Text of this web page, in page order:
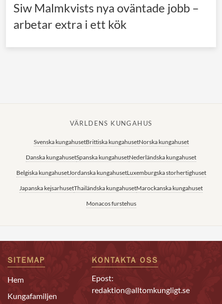
Siw Malmkvists nya oväntade jobb –
arbetar extra i ett kök
VÄRLDENS KUNGAHUS
Svenska kungahusetBrittiska kungahusetNorska kungahuset
Danska kungahusetSpanska kungahusetNederländska kungahuset
Belgiska kungahusetJordanska kungahusetLuxemburgska storhertighuset
Japanska kejsarhusetThailändska kungahusetMarockanska kungahuset
Monacos furstehus
SITEMAP
Hem
Kungafamiljen
KONTAKTA OSS
Epost:
redaktion@alltomkungligt.se